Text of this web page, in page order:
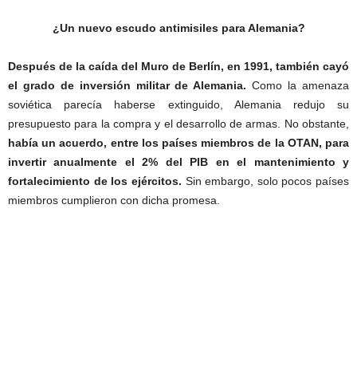
¿Un nuevo escudo antimisiles para Alemania?
Después de la caída del Muro de Berlín, en 1991, también cayó
el grado de inversión militar de Alemania. Como la amenaza
soviética parecía haberse extinguido, Alemania redujo su
presupuesto para la compra y el desarrollo de armas. No obstante,
había un acuerdo, entre los países miembros de la OTAN, para
invertir anualmente el 2% del PIB en el mantenimiento y
fortalecimiento de los ejércitos. Sin embargo, solo pocos países
miembros cumplieron con dicha promesa.